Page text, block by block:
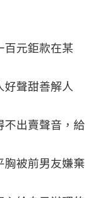
百元鉅款在某
好聲甜善解人
不出賣聲音，給
胸被前男友嫌棄